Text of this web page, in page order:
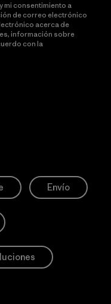
mi consentimiento a
de correo electrónico
acerca de
información sobre
con la
Envío